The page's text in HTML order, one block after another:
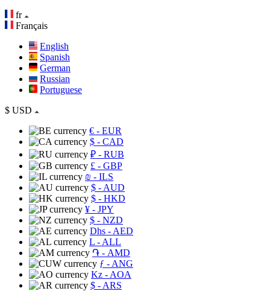
fr
Français
English
Spanish
German
Russian
Portuguese
$ USD
€ - EUR
$ - CAD
₽ - RUB
£ - GBP
₪ - ILS
$ - AUD
$ - HKD
¥ - JPY
$ - NZD
Dhs - AED
L - ALL
֏ - AMD
ƒ - ANG
Kz - AOA
$ - ARS